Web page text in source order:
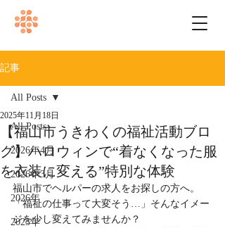
記事
All Posts
2026年4月
2026年3月
2026年
2025年
All Posts
【福山市うきわくの福祉活動ブロ
グ】ハロウィンで“着なくなった服
を衣装に変える”特別な体験
2025年11月18日
福山市でヘルパーの求人をお探しの方へ。
「福祉の仕事って大変そう…」そんなイメー
ジを少し変えてみませんか？